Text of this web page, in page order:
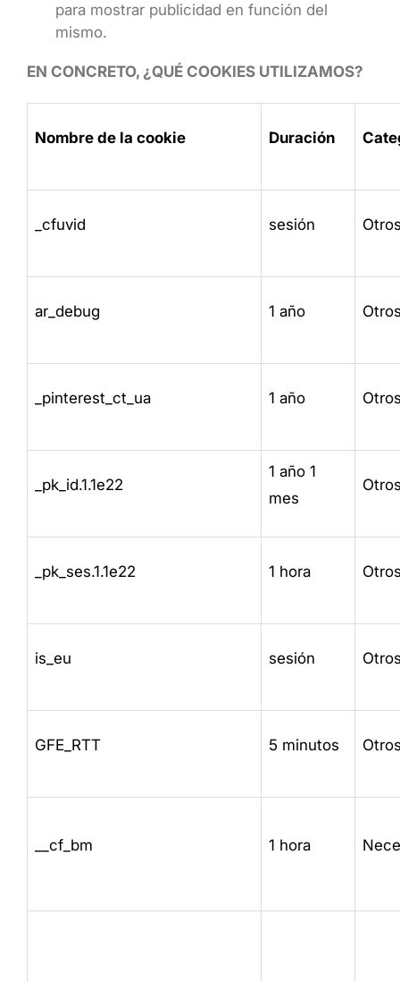
para mostrar publicidad en función del
mismo.
EN CONCRETO, ¿QUÉ COOKIES UTILIZAMOS?
Nombre de la cookie Duración
_cfuvid sesión
ar_debug 1 año
_pinterest_ct_ua 1 año
_pk_id.1.1e22
1 año 1
mes
_pk_ses.1.1e22 1 hora
is_eu sesión
GFE_RTT 5 minutos
__cf_bm 1 hora